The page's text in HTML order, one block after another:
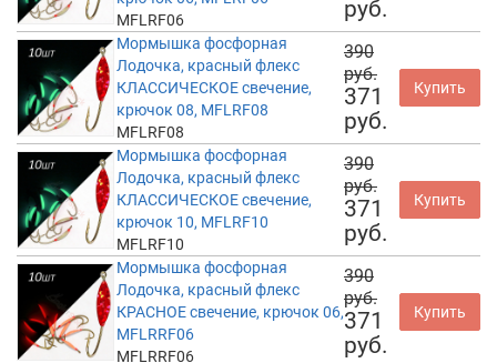
MFLRF06
руб.
Мормышка фосфорная
Лодочка, красный флекс
КЛАССИЧЕСКОЕ свечение,
крючок 08, MFLRF08
MFLRF08
390
руб.
371
руб.
Купить
Мормышка фосфорная
Лодочка, красный флекс
КЛАССИЧЕСКОЕ свечение,
крючок 10, MFLRF10
MFLRF10
390
руб.
371
руб.
Купить
Мормышка фосфорная
Лодочка, красный флекс
КРАСНОЕ свечение, крючок 06,
MFLRRF06
MFLRRF06
390
руб.
371
руб.
Купить